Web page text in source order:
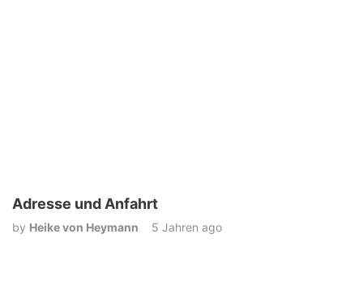
Adresse und Anfahrt
by Heike von Heymann 5 Jahren ago